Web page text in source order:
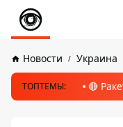
Новости Украина
ТОПТЕМЫ: 🔴